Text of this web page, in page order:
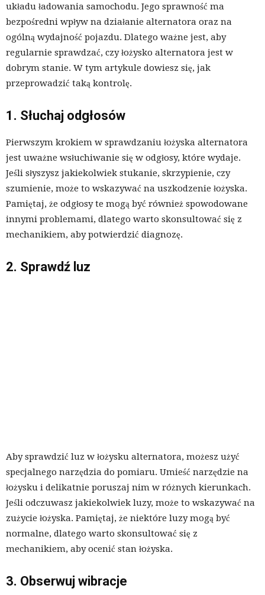
układu ładowania samochodu. Jego sprawność ma
bezpośredni wpływ na działanie alternatora oraz na
ogólną wydajność pojazdu. Dlatego ważne jest, aby
regularnie sprawdzać, czy łożysko alternatora jest w
dobrym stanie. W tym artykule dowiesz się, jak
przeprowadzić taką kontrolę.
1. Słuchaj odgłosów
Pierwszym krokiem w sprawdzaniu łożyska alternatora
jest uważne wsłuchiwanie się w odgłosy, które wydaje.
Jeśli słyszysz jakiekolwiek stukanie, skrzypienie, czy
szumienie, może to wskazywać na uszkodzenie łożyska.
Pamiętaj, że odgłosy te mogą być również spowodowane
innymi problemami, dlatego warto skonsultować się z
mechanikiem, aby potwierdzić diagnozę.
2. Sprawdź luz
Aby sprawdzić luz w łożysku alternatora, możesz użyć
specjalnego narzędzia do pomiaru. Umieść narzędzie na
łożysku i delikatnie poruszaj nim w różnych kierunkach.
Jeśli odczuwasz jakiekolwiek luzy, może to wskazywać na
zużycie łożyska. Pamiętaj, że niektóre luzy mogą być
normalne, dlatego warto skonsultować się z
mechanikiem, aby ocenić stan łożyska.
3. Obserwuj wibracje